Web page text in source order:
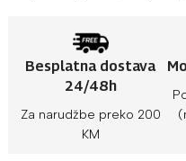
Besplatna dostava
24/48h
Za narudžbe preko 200
KM